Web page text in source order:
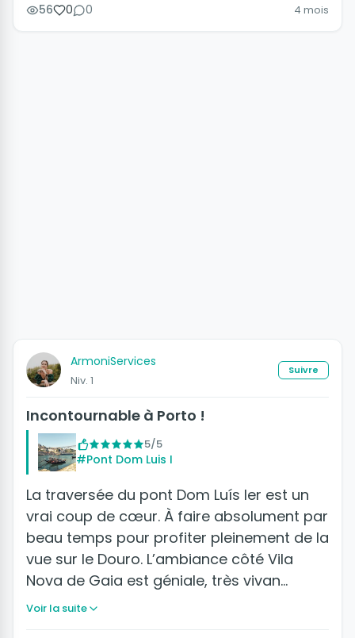
56 0 0 4 mois
ArmoniServices
Niv. 1
Suivre
Incontournable à Porto !
5/5
#Pont Dom Luis I
La traversée du pont Dom Luís Ier est un
vrai coup de cœur. À faire absolument par
beau temps pour profiter pleinement de la
vue sur le Douro. L’ambiance côté Vila
Nova de Gaia est géniale, très vivan…
Voir la suite